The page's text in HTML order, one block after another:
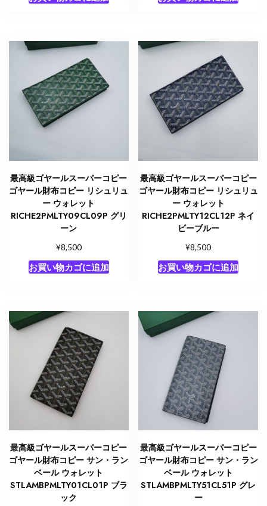
最高級ゴヤールスーパーコピー
ゴヤール財布コピー リシュリュ
ー ウォレット
RICHE2PMLTY09CL09P グリ
ーン
¥8,500
お買い物カゴに追加
最高級ゴヤールスーパーコピー
ゴヤール財布コピー リシュリュ
ー ウォレット
RICHE2PMLTY12CL12P ネイ
ビーブルー
¥8,500
お買い物カゴに追加
最高級ゴヤールスーパーコピー
ゴヤール財布コピー サン・ラン
ベール ウォレット
STLAMBPMLTY01CL01P ブラ
ック
最高級ゴヤールスーパーコピー
ゴヤール財布コピー サン・ラン
ベール ウォレット
STLAMBPMLTY51CL51P グレ
ー